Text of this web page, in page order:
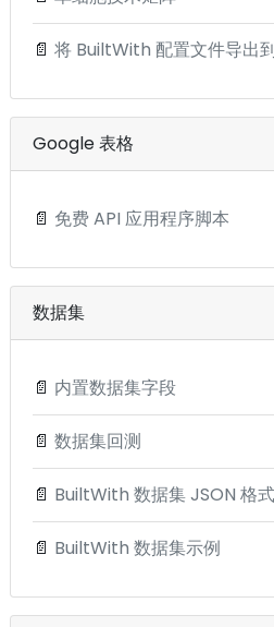
📄 将 BuiltWith 配置文件导出
Google 表格
📄 免费 API 应用程序脚本
数据集
📄 内置数据集字段
📄 数据集回测
📄 BuiltWith 数据集 JSON 格式
📄 BuiltWith 数据集示例